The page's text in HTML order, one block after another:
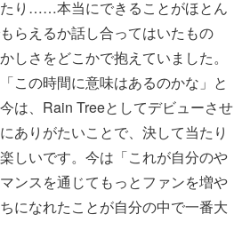
り……本当にできることがほとん
らえるか話し合ってはいたもの
さをどこかで抱えていました。
この時間に意味はあるのかな」と
は、Rain Treeとしてデビューさせ
ありがたいことで、決して当たり
しいです。今は「これが自分のや
ンスを通じてもっとファンを増や
になれたことが自分の中で一番大